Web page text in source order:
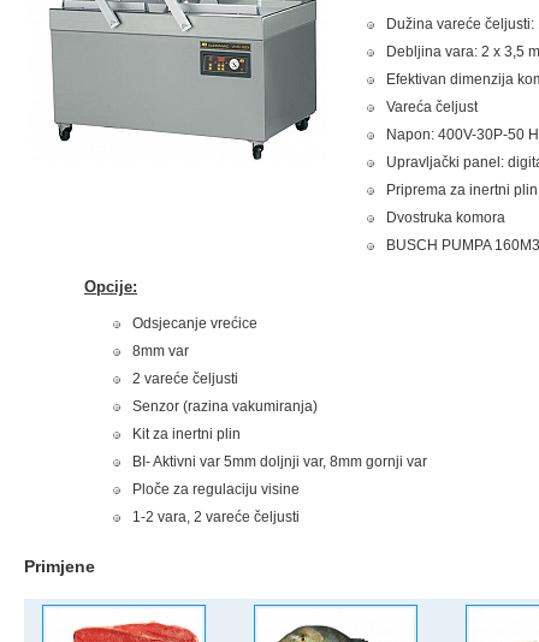
Dužina vareće čeljusti:
Debljina vara: 2 x 3,5
Efektivan dimenzija
Vareća čeljust
Napon: 400V-30P-50
Upravljački panel:
Priprema za inertni plin
Dvostruka komora
BUSCH PUMPA
Opcije:
Odsjecanje vrećice
8mm var
2 vareće čeljusti
Senzor (razina vakumiranja)
Kit za inertni plin
BI- Aktivni var 5mm doljnji var, 8mm gornji var
Ploče za regulaciju visine
1-2 vara, 2 vareće čeljusti
Primjene